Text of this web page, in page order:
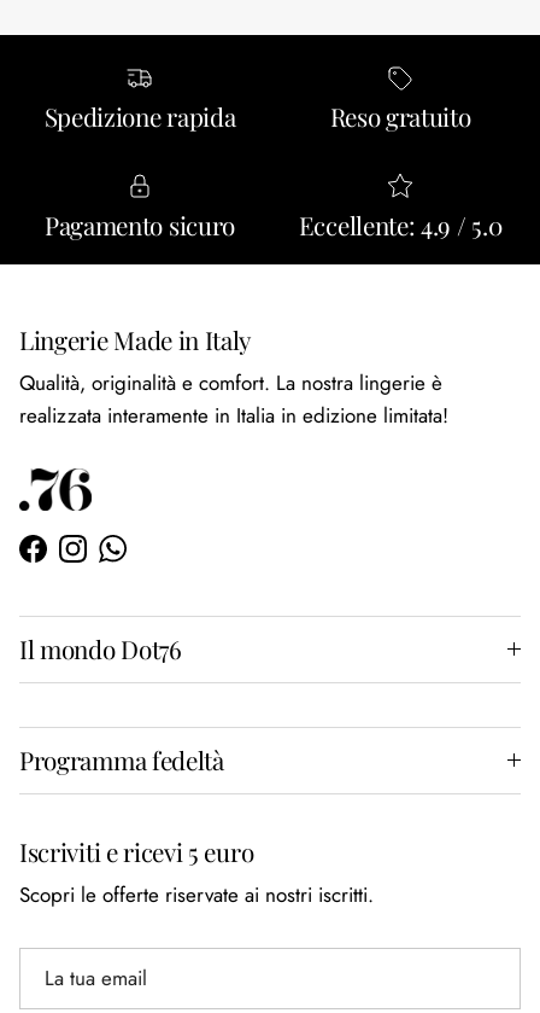
Spedizione rapida Reso gratuito
Pagamento sicuro Eccellente: 4.9 / 5.0
Lingerie Made in Italy
Qualità, originalità e comfort. La nostra lingerie è
realizzata interamente in Italia in edizione limitata!
Facebook
InstagramWhatsApp
Il mondo Dot76
Programma fedeltà
Iscriviti e ricevi 5 euro
Scopri le offerte riservate ai nostri iscritti.